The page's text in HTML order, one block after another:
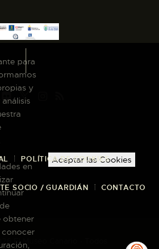
POLÍTICA DE COOKIES
SOCIO / GUARDIÁN CONTACTO
El Museo Canario · Todos
para
y
en
obtener
conocer
Aceptar las Cookies